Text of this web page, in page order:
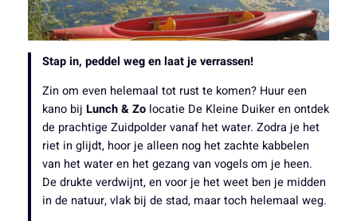
Stap in, peddel weg en laat je verrassen!
Zin om even helemaal tot rust te komen? Huur een
kano bij Lunch & Zo locatie De Kleine Duiker en ontdek
de prachtige Zuidpolder vanaf het water. Zodra je het
riet in glijdt, hoor je alleen nog het zachte kabbelen
van het water en het gezang van vogels om je heen.
De drukte verdwijnt, en voor je het weet ben je midden
in de natuur, vlak bij de stad, maar toch helemaal weg.